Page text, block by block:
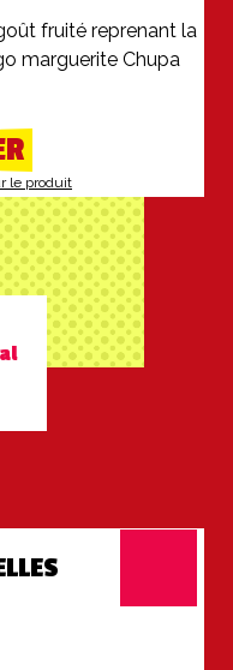
fruité reprenant la
marguerite Chupa
le produit